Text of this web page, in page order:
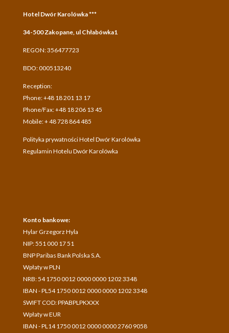
Hotel Dwór Karolówka ***
34-500 Zakopane, ul Chłabówka1
REGON: 356477723
BDO: 000513240
Reception:
Phone: +48 18 201 13 17
Phone/Fax: +48 18 206 13 45
Mobile: + 48 728 864 485
Polityka prywatności Hotel Dwór Karolówka
Regulamin Hotelu Dwór Karolówka
Konto bankowe:
Hylar Grzegorz Hyla
NIP: 551 000 17 51
BNP Paribas Bank Polska S.A.
Wpłaty w PLN
NRB: 54 1750 0012 0000 0000 1202 3348
IBAN - PL54 1750 0012 0000 0000 1202 3348
SWIFT COD: PPABPLPKXXX
Wpłaty w EUR
IBAN - PL14 1750 0012 0000 0000 2760 9058